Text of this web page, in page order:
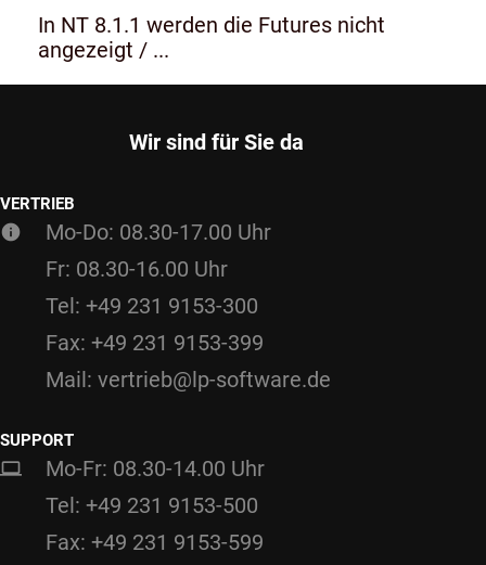
In NT 8.1.1 werden die Futures nicht
angezeigt / ...
Wir sind für Sie da
VERTRIEB
Mo-Do: 08.30-17.00 Uhr
Fr: 08.30-16.00 Uhr
Tel: +49 231 9153-300
Fax: +49 231 9153-399
Mail: vertrieb@lp-software.de
SUPPORT
Mo-Fr: 08.30-14.00 Uhr
Tel: +49 231 9153-500
Fax: +49 231 9153-599